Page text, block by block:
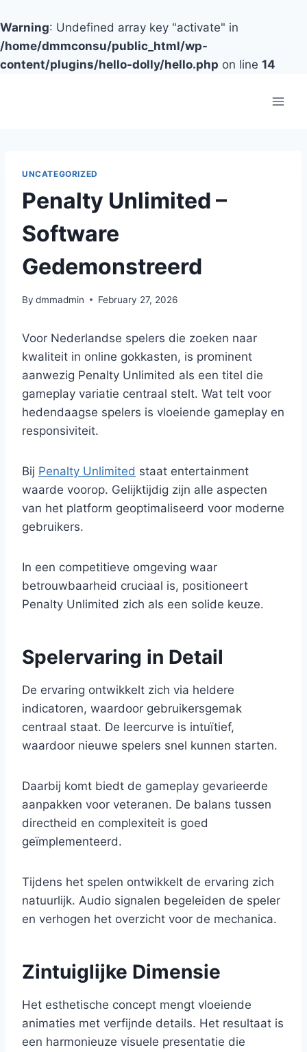
Warning: Undefined array key "activate" in
/home/dmmconsu/public_html/wp-
content/plugins/hello-dolly/hello.php on line 14
UNCATEGORIZED
Penalty Unlimited –
Software
Gedemonstreerd
By dmmadmin February 27, 2026
Voor Nederlandse spelers die zoeken naar
kwaliteit in online gokkasten, is prominent
aanwezig Penalty Unlimited als een titel die
gameplay variatie centraal stelt. Wat telt voor
hedendaagse spelers is vloeiende gameplay en
responsiviteit.
Bij Penalty Unlimited staat entertainment
waarde voorop. Gelijktijdig zijn alle aspecten
van het platform geoptimaliseerd voor moderne
gebruikers.
In een competitieve omgeving waar
betrouwbaarheid cruciaal is, positioneert
Penalty Unlimited zich als een solide keuze.
Spelervaring in Detail
De ervaring ontwikkelt zich via heldere
indicatoren, waardoor gebruikersgemak
centraal staat. De leercurve is intuïtief,
waardoor nieuwe spelers snel kunnen starten.
Daarbij komt biedt de gameplay gevarieerde
aanpakken voor veteranen. De balans tussen
directheid en complexiteit is goed
geïmplementeerd.
Tijdens het spelen ontwikkelt de ervaring zich
natuurlijk. Audio signalen begeleiden de speler
en verhogen het overzicht voor de mechanica.
Zintuiglijke Dimensie
Het esthetische concept mengt vloeiende
animaties met verfijnde details. Het resultaat is
een harmonieuze visuele presentatie die